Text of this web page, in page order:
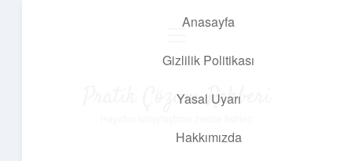
Anasayfa
Gizlilik Politikası
Yasal Uyarı
Hakkımızda
Pratik Çözüm Rehberi